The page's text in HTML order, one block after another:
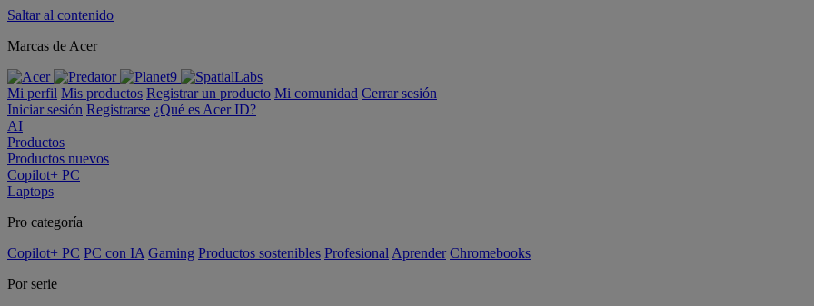
Saltar al contenido
Marcas de Acer
Mi perfil Mis productos Registrar un producto Mi comunidad Cerrar sesión
Iniciar sesión Registrarse ¿Qué es Acer ID?
AI
Productos
Productos nuevos
Copilot+ PC
Laptops
Pro categoría
Copilot+ PC PC con IA Gaming Productos sostenibles Profesional Aprender Chromebooks
Por serie